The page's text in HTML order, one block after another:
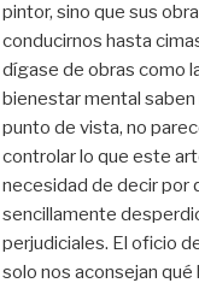
pintor, sino que sus
conducirnos hasta
dígase de obras como
bienestar mental
punto de vista, no
controlar lo que este
necesidad de decir por
sencillamente
perjudiciales. El oficio
solo nos aconsejan qué